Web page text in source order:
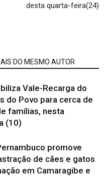
desta quarta-feira(24)
DO MESMO AUTOR
Vale-Recarga do
do Povo para cerca de
famílias, nesta
(10)
promove
de cães e gatos
em Camaragibe e